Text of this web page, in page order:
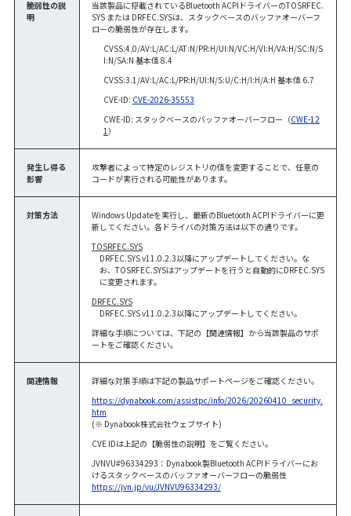
脆弱性の説
明
当該製品に搭載されているBluetooth ACPIドライバーのTOSRFEC.
SYS または DRFEC.SYSは、スタックベースのバッファオーバーフ
ローの脆弱性が存在します。
CVSS:4.0/AV:L/AC:L/AT:N/PR:H/UI:N/VC:H/VI:H/VA:H/SC:N/S
I:N/SA:N 基本値 8.4
CVSS:3.1/AV:L/AC:L/PR:H/UI:N/S:U/C:H/I:H/A:H 基本値 6.7
CVE-ID: CVE-2026-35553
CWE-ID: スタックベースのバッファオーバーフロー（CWE-12
1）
発生し得る
影響
攻撃者によって特定のレジストリの値を変更することで、任意の
コードが実行される可能性があります。
対策方法
Windows Updateを実行し、最新のBluetooth ACPIドライバーに更
新してください。各ドライバの対策方法は以下の通りです。
TOSRFEC.SYS
DRFEC.SYS v11.0.2.3以降にアップデートしてください。な
お、TOSRFEC.SYSはアップデートを行うと自動的にDRFEC.SYS
に変更されます。
DRFEC.SYS
DRFEC.SYS v11.0.2.3以降にアップデートしてください。
詳細な手順については、下記の【関連情報】から当該製品のサポ
ートをご確認ください。
関連情報
詳細な対策手順は下記の製品サポートページをご確認ください。
https://dynabook.com/assistpc/info/2026/20260410_security.
htm
(※ Dynabook株式会社ウェブサイト)
CVE IDは上記の【脆弱性の説明】をご覧ください。
JVNVU#96334293：Dynabook製Bluetooth ACPIドライバーにお
けるスタックベースのバッファオーバーフローの脆弱性
https://jvn.jp/vu/JVNVU96334293/